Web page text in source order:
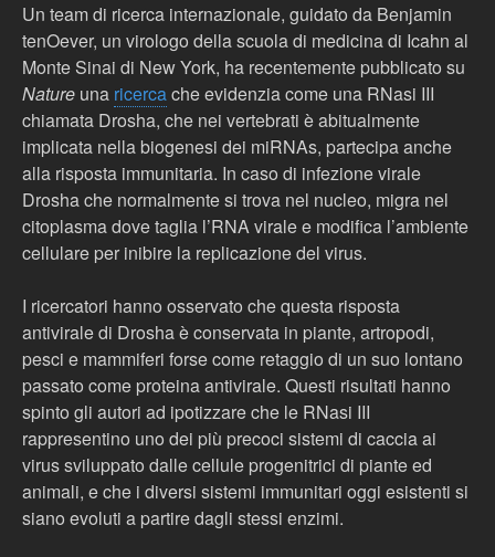
Un team di ricerca internazionale, guidato da Benjamin
tenOever, un virologo della scuola di medicina di Icahn al
Monte Sinai di New York, ha recentemente pubblicato su
Nature una ricercache evidenzia come una RNasi III
chiamata Drosha, che nei vertebrati è abitualmente
implicata nella biogenesi dei miRNAs, partecipa anche
alla risposta immunitaria. In caso di infezione virale
Drosha che normalmente si trova nel nucleo, migra nel
citoplasma dove taglia l’RNA virale e modifica l’ambiente
cellulare per inibire la replicazione del virus.
I ricercatori hanno osservato che questa risposta
antivirale di Drosha è conservata in piante, artropodi,
pesci e mammiferi forse come retaggio di un suo lontano
passato come proteina antivirale. Questi risultati hanno
spinto gli autori ad ipotizzare che le RNasi III
rappresentino uno dei più precoci sistemi di caccia ai
virus sviluppato dalle cellule progenitrici di piante ed
animali, e che i diversi sistemi immunitari oggi esistenti si
siano evoluti a partire dagli stessi enzimi.